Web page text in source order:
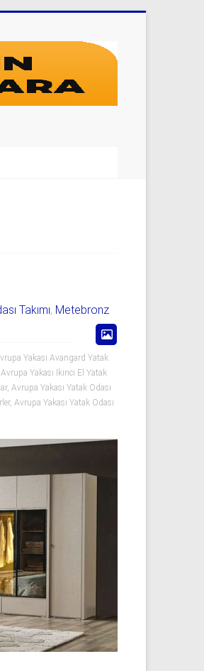
Takımı, Metebronz
Yakası Avangard Yatak
Avrupa Yakası İkinci El Yatak
, Avrupa Yakası Yatak Odası
, Avrupa Yakası Yatak Odası